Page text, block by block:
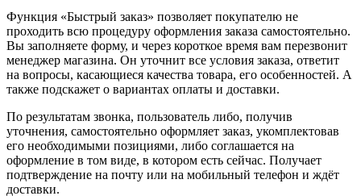
Функция «Быстрый заказ» позволяет покупателю не
проходить всю процедуру оформления заказа самостоятельно.
Вы заполняете форму, и через короткое время вам перезвонит
менеджер магазина. Он уточнит все условия заказа, ответит
на вопросы, касающиеся качества товара, его особенностей. А
также подскажет о вариантах оплаты и доставки.
По результатам звонка, пользователь либо, получив
уточнения, самостоятельно оформляет заказ, укомплектовав
его необходимыми позициями, либо соглашается на
оформление в том виде, в котором есть сейчас. Получает
подтверждение на почту или на мобильный телефон и ждёт
доставки.